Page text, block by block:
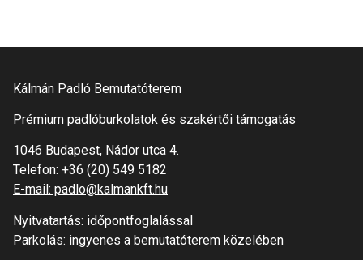
Kálmán Padló Bemutatóterem
Prémium padlóburkolatok és szakértői támogatás
1046 Budapest, Nádor utca 4.
Telefon: +36 (20) 549 5182
E-mail: padlo@kalmankft.hu
Nyitvatartás: időpontfoglalással
Parkolás: ingyenes a bemutatóterem közelében